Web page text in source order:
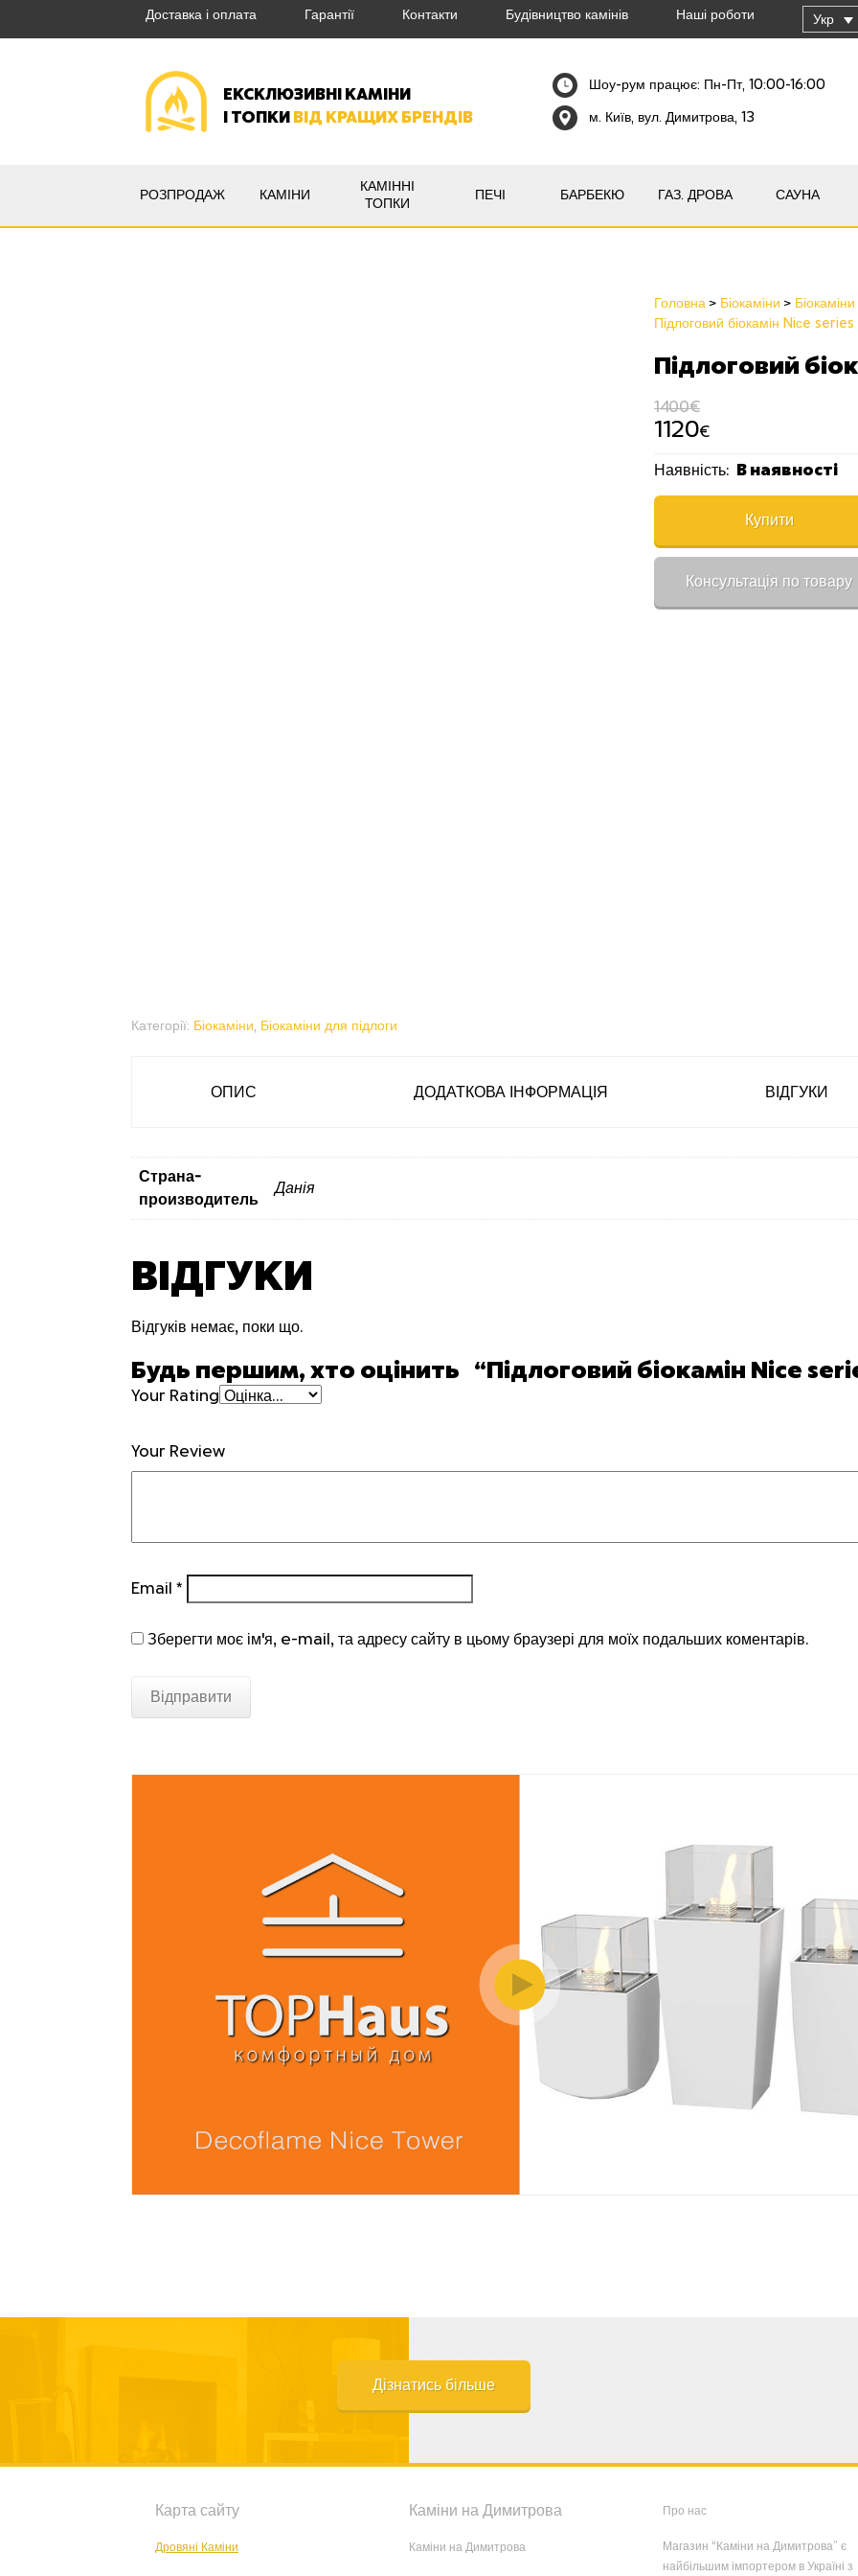
Доставка і оплата Гарантії Контакти Будівництво камінів Наші роботи Укр
ЕКСКЛЮЗИВНІ КАМІНИ
І ТОПКИВІД КРАЩИХ БРЕНДІВ
Шоу-рум працює: Пн-Пт, 10:00-16:00
м. Київ, вул. Димитрова, 13
РОЗПРОДАЖ КАМІНИ
КАМІННІ
ТОПКИ
ПЕЧІ БАРБЕКЮ ГАЗ. ДРОВА САУНА
Головна Біокаміни
Підлоговий біокамін Niсe series
Підлоговий
1400€
1120€
Наявність: В наявності
Купити
Консультація по товару
Категорії: Біокаміни, Біокаміни для підлоги
ОПИС ДОДАТКОВА ІНФОРМАЦІЯ ВІДГУКИ
Страна-
производитель
Данія
ВІДГУКИ
Відгуків немає, поки що.
Будь першим, хто оцінить “Підлоговий біокамін Niсe
Your Rating
Your Review
Email *
Зберегти моє ім'я, e-mail, та адресу сайту в цьому браузері для моїх подальших коментарів.
Дізнатись більше
Карта сайту
Дровяні Каміни
Каміни на Димитрова
Каміни на Димитрова
Про нас
Магазин “Каміни на Димитрова” є
найбільшим імпортером в Україні з